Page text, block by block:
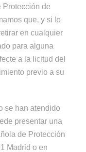
Protección de
que, y si lo
en cualquier
para alguna
a la licitud del
previo a su
se han atendido
presentar una
de Protección
Madrid o en